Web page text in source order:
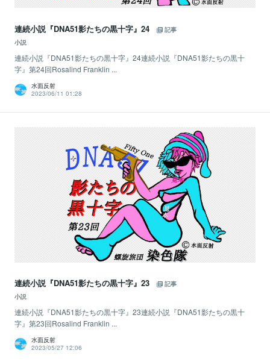
連続小説『DNA51影たちの黒十字』24
記事
小説
連続小説『DNA51影たちの黒十字』24連続小説『DNA51影たちの黒十
字』第24回Rosalind Franklin ...
水面反射
2023/06/11 01:28
連続小説『DNA51影たちの黒十字』23
記事
小説
連続小説『DNA51影たちの黒十字』23連続小説『DNA51影たちの黒十
字』第23回Rosalind Franklin ...
水面反射
2023/05/27 12:06